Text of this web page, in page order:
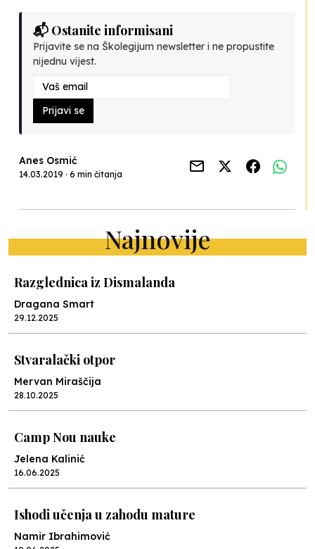
📬 Ostanite informisani
Prijavite se na Školegijum newsletter i ne propustite
nijednu vijest.
Prijavi se
Anes Osmić
14.03.2019 · 6 min čitanja
Najnovije
Razglednica iz Dismalanda
Dragana Smart
29.12.2025
Stvaralački otpor
Mervan Miraščija
28.10.2025
Camp Nou nauke
Jelena Kalinić
16.06.2025
Ishodi učenja u zahodu mature
Namir Ibrahimović